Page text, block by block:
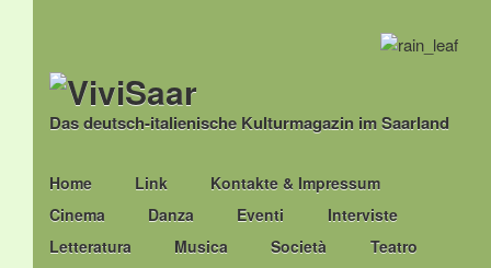
Das deutsch-italienische Kulturmagazin im Saarland
Main menu
Skip
to
content
Home Link
Kontakte & Impressum
Cinema
Danza Eventi
Interviste
Letteratura
Musica Società Teatro